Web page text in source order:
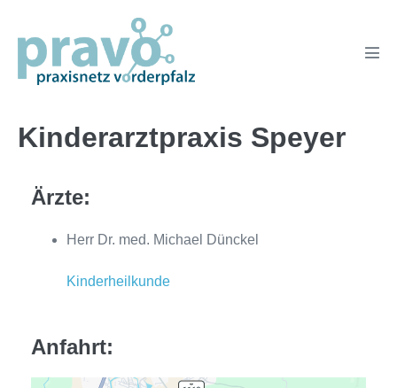
Inhalt
springen
Kinderarztpraxis Speyer
Ärzte:
Herr Dr. med. Michael Dünckel
Kinderheilkunde
Anfahrt: